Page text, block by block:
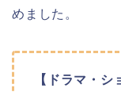
めました。
【ドラマ・シ